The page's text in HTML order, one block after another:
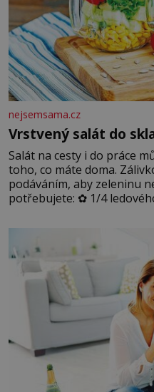
nejsemsama.cz
Vrstvený salát do
Salát na cesty i do práce
toho, co máte doma.
podáváním, aby zeleninu
potřebujete: ✿ 1/4
okurky ✿ 2 rajčata
lžíci citronové šťávy ✿ ½